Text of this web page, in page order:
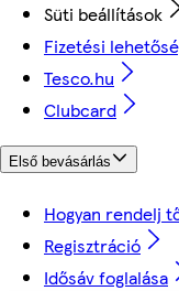
Süti beállítások
Fizetési
Tesco.hu
Clubcard
Első bevásárlás
Hogyan rendelj
Regisztráció
Idősáv foglalása